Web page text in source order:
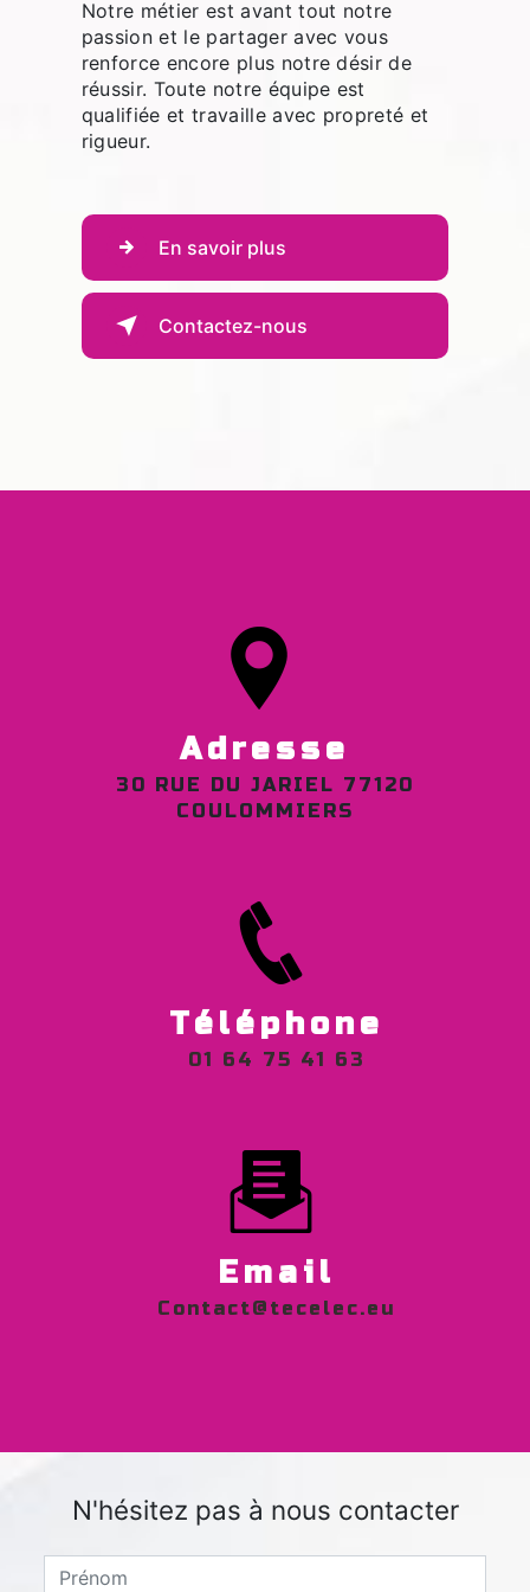
Notre métier est avant tout notre
passion et le partager avec vous
renforce encore plus notre désir de
réussir. Toute notre équipe est
qualifiée et travaille avec propreté et
rigueur.
En savoir plus
Contactez-nous
Adresse
30 RUE DU JARIEL 77120
COULOMMIERS
Téléphone
01 64 75 41 63
Email
contact@tecelec.eu
N'hésitez pas à nous contacter